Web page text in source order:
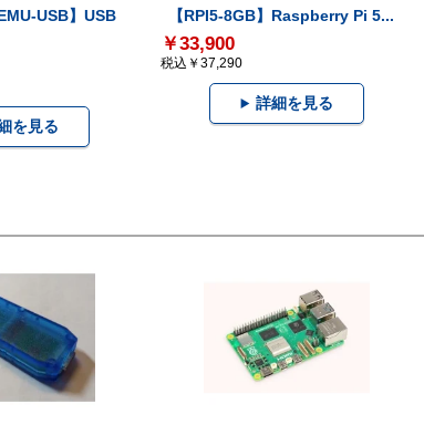
USB】USB
を見る
【RPI5-8GB】Raspberry Pi 5...
￥33,900
税込￥37,290
詳細を見る